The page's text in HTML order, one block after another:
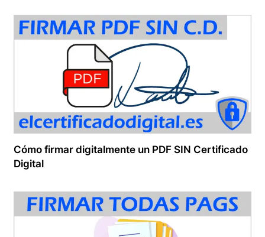
Cómo firmar digitalmente un PDF SIN Certificado
Digital